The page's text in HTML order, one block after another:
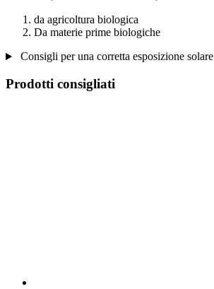
da agricoltura biologica
Da materie prime biologiche
Consigli per una corretta esposizione solare
Prodotti consigliati